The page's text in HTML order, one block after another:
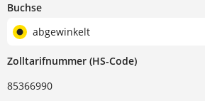
Buchse
abgewinkelt
Zolltarifnummer (HS-Code)
85366990